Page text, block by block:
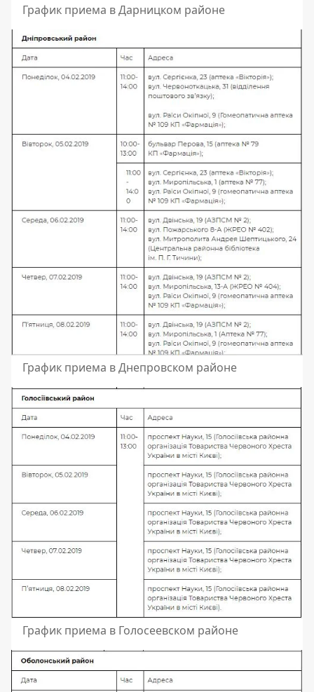
График приема в Дарницком районе
График приема в Днепровском районе
График приема в Голосеевском районе